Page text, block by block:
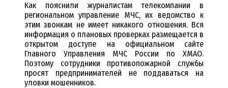
Как пояснили журналистам телекомпании в
региональном управление МЧС, их ведомство к
этим звонкам не имеет никакого отношения. Вся
информация о плановых проверках размещается в
открытом доступе на официальном сайте
Главного Управления МЧС России по ХМАО.
Поэтому сотрудники противопожарной службы
просят предпринимателей не поддаваться на
уловки мошенников.